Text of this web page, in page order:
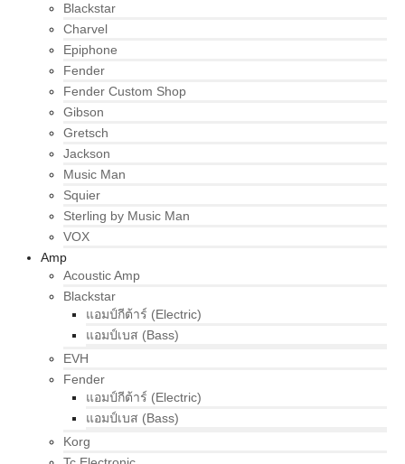
Blackstar
Charvel
Epiphone
Fender
Fender Custom Shop
Gibson
Gretsch
Jackson
Music Man
Squier
Sterling by Music Man
VOX
Amp
Acoustic Amp
Blackstar
แอมป์กีต้าร์ (Electric)
แอมป์เบส (Bass)
EVH
Fender
แอมป์กีต้าร์ (Electric)
แอมป์เบส (Bass)
Korg